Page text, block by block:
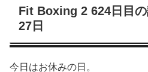
Fit Boxing 2 624日目の
27日
今日はお休みの日。